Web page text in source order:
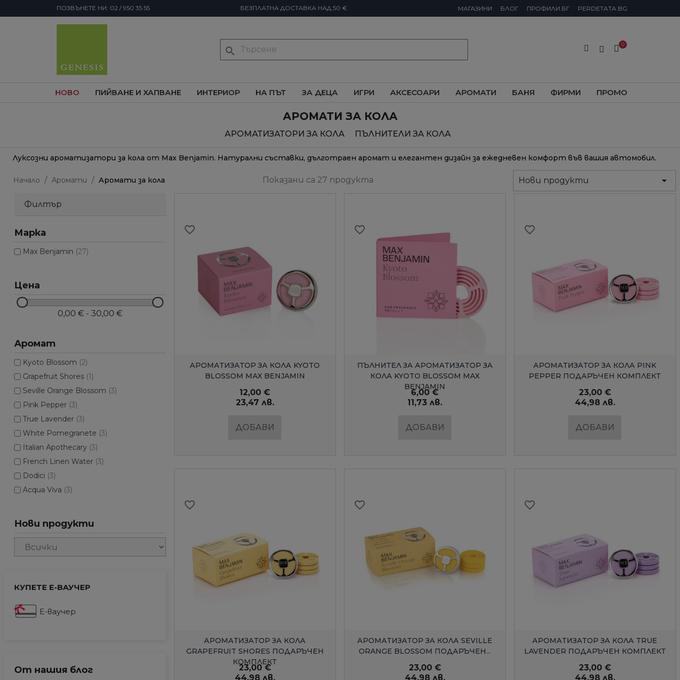
ПОЗВЪНЕТЕ НИ: 02 / 950 35 55 БЕЗПЛАТНА ДОСТАВКА НАД 50 € МАГАЗИНИ БЛОГ ПРОФИЛИ.БГ PERDETATA.BG
search
НОВО ПИЙВАНЕ И ХАПВАНЕ ИНТЕРИОР НА ПЪТ ЗА ДЕЦА ИГРИ АКСЕСОАРИ АРОМАТИ БАНЯ ФИРМИ ПРОМО
АРОМАТИ ЗА КОЛА
АРОМАТИЗАТОРИ ЗА КОЛА ПЪЛНИТЕЛИ ЗА КОЛА
Луксозни ароматизатори за кола от Max Benjamin. Натурални съставки, дълготраен аромат и елегантен дизайн за ежедневен комфорт във вашия автомобил.
Начало Аромати Аромати за кола Показани са 27 продукта Нови продукти 
Филтър
Марка
Max Benjamin (27)
Цена
0,00 € - 30,00 €
Аромат
Kyoto Blossom (2)
Grapefruit Shores (1)
Seville Orange Blossom (3)
Pink Pepper (3)
True Lavender (3)
White Pomegranete (3)
Italian Apothecary (3)
French Linen Water (3)
Dodici (3)
Acqua Viva (3)
Нови продукти
КУПЕТЕ Е-ВАУЧЕР
Е-ваучер
От нашия блог
БЪРЗ ПРЕГЛЕД
АРОМАТИЗАТОР ЗА КОЛА KYOTO
BLOSSOM MAX BENJAMIN
12,00 €
23,47 лв.
ДОБАВИ
favorite_border
БЪРЗ ПРЕГЛЕД
ПЪЛНИТЕЛ ЗА АРОМАТИЗАТОР ЗА
КОЛА KYOTO BLOSSOM MAX
BENJAMIN
6,00 €
11,73 лв.
ДОБАВИ
favorite_border
БЪРЗ ПРЕГЛЕД
АРОМАТИЗАТОР ЗА КОЛА PINK
PEPPER ПОДАРЪЧЕН КОМПЛЕКТ
23,00 €
44,98 лв.
ДОБАВИ
favorite_border
БЪРЗ ПРЕГЛЕД
АРОМАТИЗАТОР ЗА КОЛА
GRAPEFRUIT SHORES ПОДАРЪЧЕН
КОМПЛЕКТ
23,00 €
44,98 лв.
favorite_border
БЪРЗ ПРЕГЛЕД
АРОМАТИЗАТОР ЗА КОЛА SEVILLE
ORANGE BLOSSOM ПОДАРЪЧЕН...
23,00 €
44,98 лв.
favorite_border
БЪРЗ ПРЕГЛЕД
АРОМАТИЗАТОР ЗА КОЛА TRUE
LAVENDER ПОДАРЪЧЕН КОМПЛЕКТ
23,00 €
44,98 лв.
favorite_border